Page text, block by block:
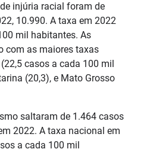
injúria racial foram de
10.990. A taxa em 2022
mil habitantes. As
com as maiores taxas
casos a cada 100 mil
(20,3), e Mato Grosso
saltaram de 1.464 casos
2022. A taxa nacional em
a cada 100 mil